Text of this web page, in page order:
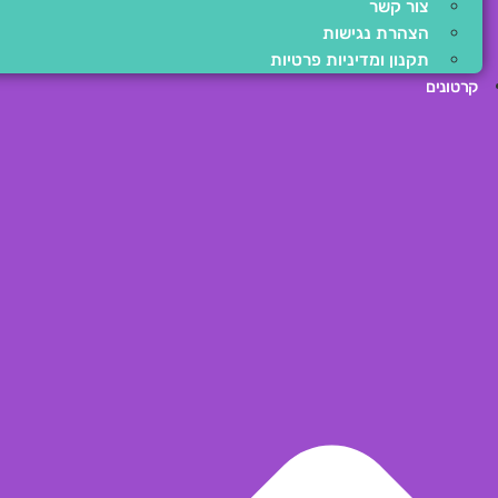
צור קשר
הצהרת נגישות
תקנון ומדיניות פרטיות
קרטונים